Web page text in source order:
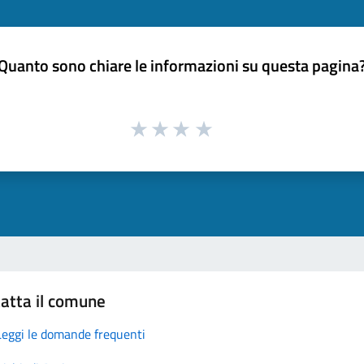
sono chiare le informazioni su questa
il comune
le domande frequenti